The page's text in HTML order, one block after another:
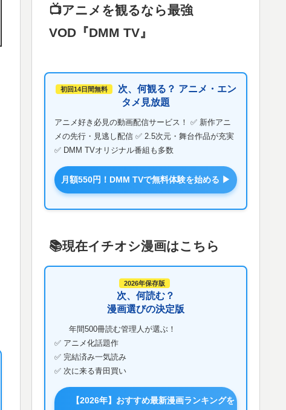
📺️アニメを観るなら最強
VOD『DMM TV』
初回14日間無料
次、何観る？ アニメ・エン
タメ見放題
アニメ好き必見の動画配信サービス！ ✅ 新作アニ
メの先行・見逃し配信 ✅ 2.5次元・舞台作品が充実
✅ DMM TVオリジナル番組も多数
月額550円！DMM TVで無料体験を始める ▶
📚️現在イチオシ漫画はこちら
2026年保存版
次、何読む？
漫画選びの決定版
年間500冊読む管理人が選ぶ！
✅ アニメ化話題作
✅ 完結済み一気読み
✅ 次に来る青田買い
【2026年】おすすめ最新漫画ランキングを